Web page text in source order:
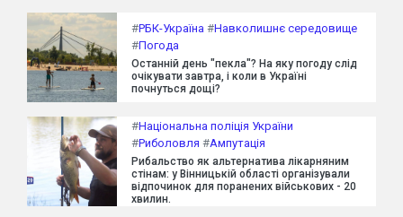
#РБК-Україна #Навколишнє середовище
#Погода
Останній день "пекла"? На яку погоду слід
очікувати завтра, і коли в Україні
почнуться дощі?
#Національна поліція України
#Риболовля #Ампутація
Рибальство як альтернатива лікарняним
стінам: у Вінницькій області організували
відпочинок для поранених військових - 20
хвилин.